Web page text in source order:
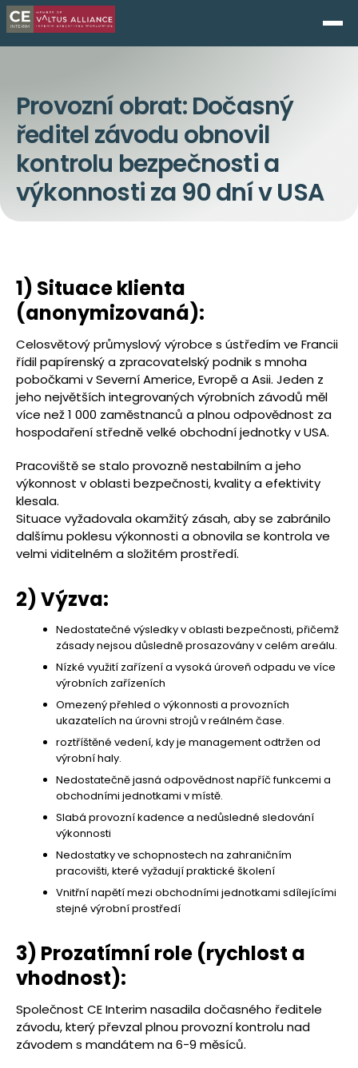
Provozní obrat: Dočasný
ředitel závodu obnovil
kontrolu bezpečnosti a
výkonnosti za 90 dní v USA
1) Situace klienta
(anonymizovaná):
Celosvětový průmyslový výrobce s ústředím ve Francii
řídil papírenský a zpracovatelský podnik s mnoha
pobočkami v Severní Americe, Evropě a Asii. Jeden z
jeho největších integrovaných výrobních závodů měl
více než 1 000 zaměstnanců a plnou odpovědnost za
hospodaření středně velké obchodní jednotky v USA.
Pracoviště se stalo provozně nestabilním a jeho
výkonnost v oblasti bezpečnosti, kvality a efektivity
klesala.
Situace vyžadovala okamžitý zásah, aby se zabránilo
dalšímu poklesu výkonnosti a obnovila se kontrola ve
velmi viditelném a složitém prostředí.
2) Výzva:
Nedostatečné výsledky v oblasti bezpečnosti, přičemž
zásady nejsou důsledně prosazovány v celém areálu.
Nízké využití zařízení a vysoká úroveň odpadu ve více
výrobních zařízeních
Omezený přehled o výkonnosti a provozních
ukazatelích na úrovni strojů v reálném čase.
roztříštěné vedení, kdy je management odtržen od
výrobní haly.
Nedostatečně jasná odpovědnost napříč funkcemi a
obchodními jednotkami v místě.
Slabá provozní kadence a nedůsledné sledování
výkonnosti
Nedostatky ve schopnostech na zahraničním
pracovišti, které vyžadují praktické školení
Vnitřní napětí mezi obchodními jednotkami sdílejícími
stejné výrobní prostředí
3) Prozatímní role (rychlost a
vhodnost):
Společnost CE Interim nasadila dočasného ředitele
závodu, který převzal plnou provozní kontrolu nad
závodem s mandátem na 6-9 měsíců.